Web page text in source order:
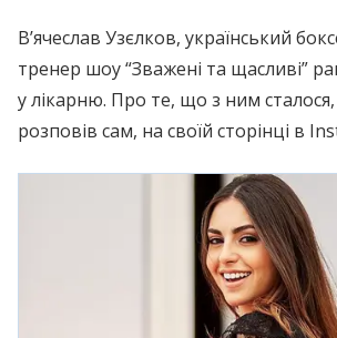
В’ячеслав Узєлков, український
тренер шоу “Зважені та щасливі”
у лікарню. Про те, що з ним
розповів сам, на своїй сторінці в